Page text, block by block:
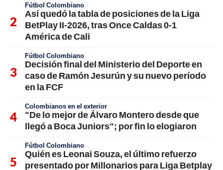
Fútbol Colombiano
Así quedó la tabla de posiciones de la Liga
BetPlay II-2026, tras Once Caldas 0-1
América de Cali
Fútbol Colombiano
Decisión final del Ministerio del Deporte en
caso de Ramón Jesurún y su nuevo período
en la FCF
Colombianos en el exterior
"De lo mejor de Álvaro Montero desde que
llegó a Boca Juniors"; por fin lo elogiaron
Fútbol Colombiano
Quién es Leonai Souza, el último refuerzo
presentado por Millonarios para Liga Betplay